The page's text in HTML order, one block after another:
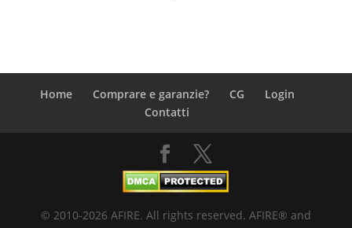
Home Comprare e garanzie? CG
Login
Contatti
© 2010-2026 AFIRE. All rights reserved. AFIRE® and